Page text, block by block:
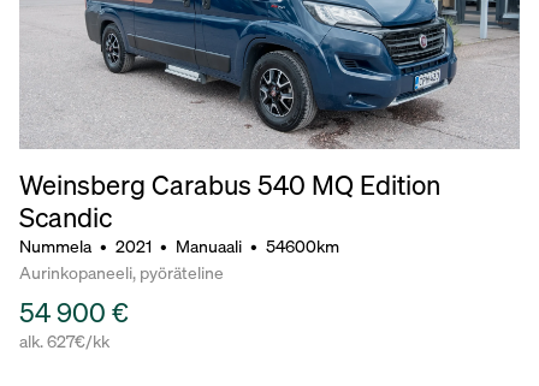
Weinsberg Carabus 540 MQ Edition
Scandic
Nummela • 2021 • Manuaali • 54600km
Aurinkopaneeli, pyöräteline
54 900 €
alk. 627€/kk